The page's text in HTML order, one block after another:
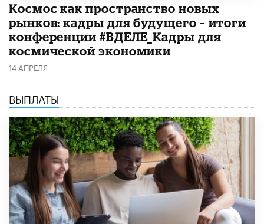
Космос как пространство новых
рынков: кадры для будущего – итоги
конференции #ВДЕЛЕ_Кадры для
космической экономики
14 АПРЕЛЯ
ВЫПЛАТЫ